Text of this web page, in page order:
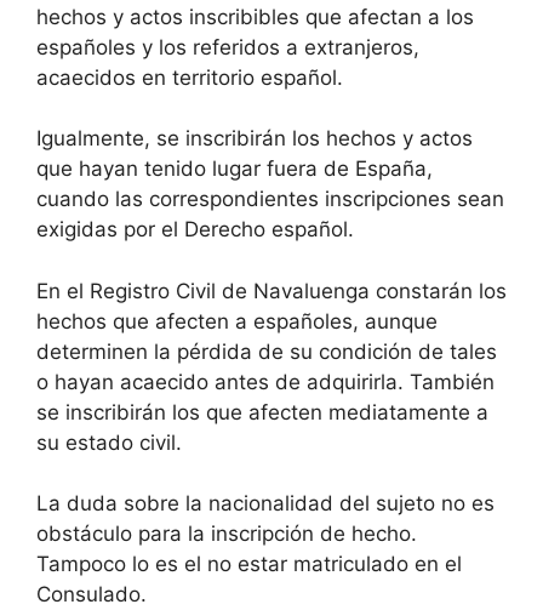
hechos y actos inscribibles que afectan a los
españoles y los referidos a extranjeros,
acaecidos en territorio español.
Igualmente, se inscribirán los hechos y actos
que hayan tenido lugar fuera de España,
cuando las correspondientes inscripciones sean
exigidas por el Derecho español.
En el Registro Civil de Navaluenga constarán los
hechos que afecten a españoles, aunque
determinen la pérdida de su condición de tales
o hayan acaecido antes de adquirirla. También
se inscribirán los que afecten mediatamente a
su estado civil.
La duda sobre la nacionalidad del sujeto no es
obstáculo para la inscripción de hecho.
Tampoco lo es el no estar matriculado en el
Consulado.